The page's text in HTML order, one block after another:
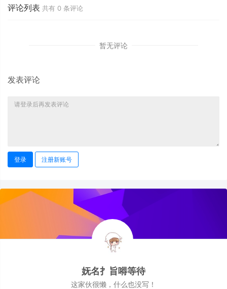
评论列表 共有 0 条评论
暂无评论
发表评论
登录 注册新账号
妩名扌旨嘚等待
这家伙很懒，什么也没写！